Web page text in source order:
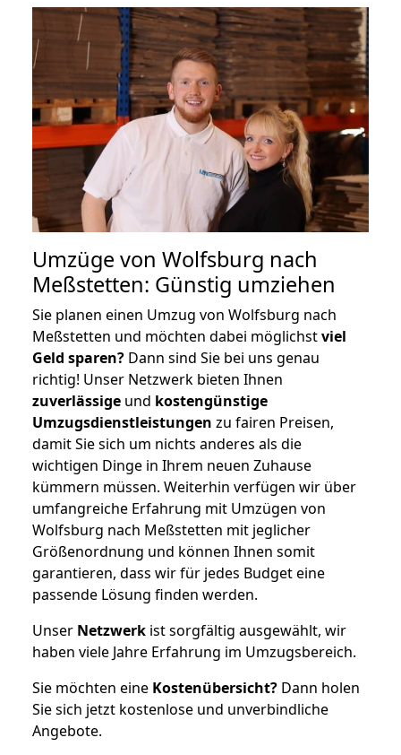
Umzüge von Wolfsburg nach
Meßstetten: Günstig umziehen
Sie planen einen Umzug von Wolfsburg nach
Meßstetten und möchten dabei möglichstviel
Geld sparen? Dann sind Sie bei uns genau
richtig! Unser Netzwerk bieten Ihnen
zuverlässige und kostengünstige
Umzugsdienstleistungen zu fairen Preisen,
damit Sie sich um nichts anderes als die
wichtigen Dinge in Ihrem neuen Zuhause
kümmern müssen. Weiterhin verfügen wir über
umfangreiche Erfahrung mit Umzügen von
Wolfsburg nach Meßstetten mit jeglicher
Größenordnung und können Ihnen somit
garantieren, dass wir für jedes Budget eine
passende Lösung finden werden.
Unser Netzwerk ist sorgfältig ausgewählt, wir
haben viele Jahre Erfahrung im Umzugsbereich.
Sie möchten eine Kostenübersicht? Dann holen
Sie sich jetzt kostenlose und unverbindliche
Angebote.